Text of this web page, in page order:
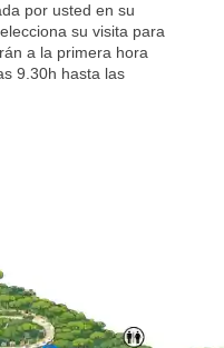
por usted en su
su visita para
a la primera hora
9.30h hasta las